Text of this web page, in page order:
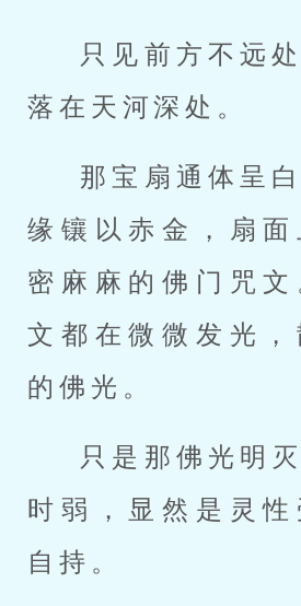
只见前方不远
落在天河深处。
那宝扇通体呈
缘镶以赤金，扇面
密麻麻的佛门咒文
文都在微微发光，
的佛光。
只是那佛光明
时弱，显然是灵性
自持。